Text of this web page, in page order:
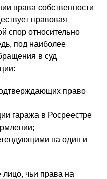
права собственности
правовая
спор относительно
под наиболее
в суд
право
гаража в Росреестре
на один и
чьи права на